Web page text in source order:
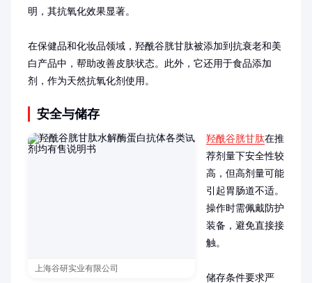
明，其抗氧化效果显著。
在保健品和化妆品领域，羟酰谷胱甘肽被添加到抗衰老和美
白产品中，帮助改善皮肤状态。此外，它还用于食品添加
剂，作为天然抗氧化剂使用。
安全与储存
上海谷研实业有限公司
羟酰谷胱甘肽在推
荐剂量下安全性较
高，但高剂量可能
引起胃肠道不适。
操作时需佩戴防护
装备，避免直接接
触。
储存条件要求严